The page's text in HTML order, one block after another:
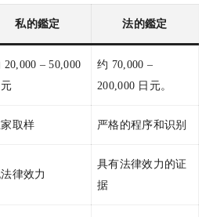
私的鑑定 法的鑑定
20,000 – 50,000
约 70,000 –
200,000 日元。
取样 严格的程序和识别
律效力
具有法律效力的证
据